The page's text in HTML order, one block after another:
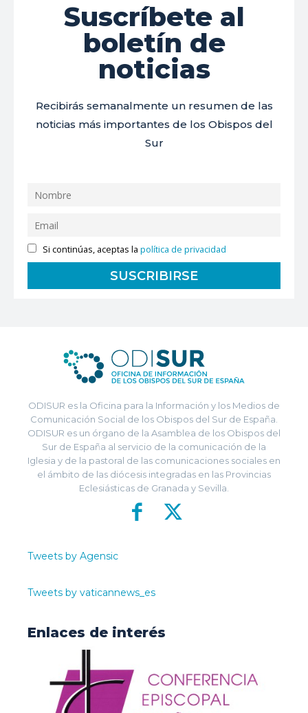
Suscríbete al
boletín de
noticias
Recibirás semanalmente un resumen de las
noticias más importantes de los Obispos del
Sur
Si continúas, aceptas lapolítica de privacidad
ODISUR es la Oficina para la Información y los Medios de
Comunicación Social de los Obispos del Sur de España.
ODISUR es un órgano de la Asamblea de los Obispos del
Sur de España al servicio de la comunicación de la
Iglesia y de la pastoral de las comunicaciones sociales en
el ámbito de las diócesis integradas en las Provincias
Eclesiásticas de Granada y Sevilla.
Tweets by Agensic
Tweets by vaticannews_es
Enlaces de interés